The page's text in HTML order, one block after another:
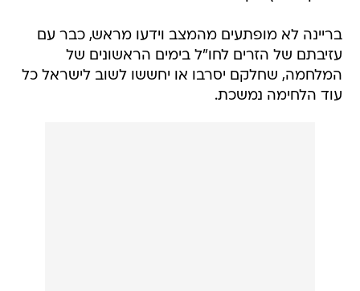
בריינה לא מופתעים מהמצב וידעו מראש, כבר עם
עזיבתם של הזרים לחו"ל בימים הראשונים של
המלחמה, שחלקם יסרבו או יחששו לשוב לישראל כל
עוד הלחימה נמשכת.